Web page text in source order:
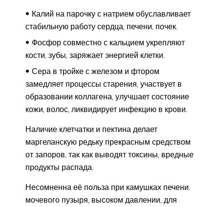
Калий на парочку с натрием обуславливает
стабильную работу сердца, печени, почек.
Фосфор совместно с кальцием укрепляют
кости, зубы, заряжает энергией клетки.
Сера в тройке с железом и фтором
замедляет процессы старения, участвует в
образовании коллагена, улучшает состояние
кожи, волос, ликвидирует инфекцию в крови.
Наличие клетчатки и пектина делает
маргеланскую редьку прекрасным средством
от запоров, так как выводят токсины, вредные
продукты распада.
Несомненна её польза при камушках печени.
мочевого пузыря, высоком давлении, для